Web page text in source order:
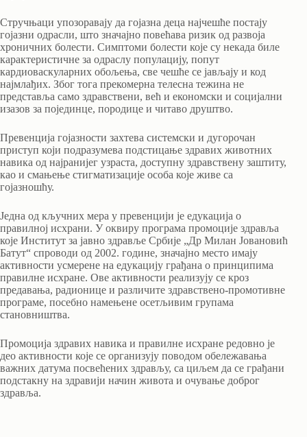
Стручњаци упозоравају да гојазна деца најчешће постају
гојазни одрасли, што значајно повећава ризик од развоја
хроничних болести. Симптоми болести које су некада биле
карактеристичне за одраслу популацију, попут
кардиоваскуларних обољења, све чешће се јављају и код
најмлађих. Због тога прекомерна телесна тежина не
представља само здравствени, већ и економски и социјални
изазов за појединце, породице и читаво друштво.
Превенција гојазности захтева системски и дугорочан
приступ који подразумева подстицање здравих животних
навика од најранијег узраста, доступну здравствену заштиту,
као и смањење стигматизације особа које живе са
гојазношћу.
Једна од кључних мера у превенцији је едукација о
правилној исхрани. У оквиру програма промоције здравља
које Институт за јавно здравље Србије „Др Милан Јовановић
Батут“ спроводи од 2002. године, значајно место имају
активности усмерене на едукацију грађана о принципима
правилне исхране. Ове активности реализују се кроз
предавања, радионице и различите здравствено-промотивне
програме, посебно намењене осетљивим групама
становништва.
Промоција здравих навика и правилне исхране редовно је
део активности које се организују поводом обележавања
важних датума посвећених здрављу, са циљем да се грађани
подстакну на здравији начин живота и очување доброг
здравља.